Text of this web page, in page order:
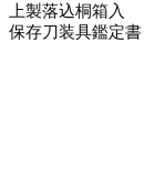
上製落込桐箱入
保存刀装具鑑定書